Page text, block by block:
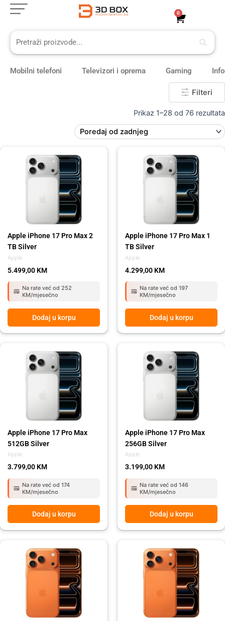
Skip
content
0
Cart
Mobilni telefoni Televizori i oprema Gaming
Filteri
Prikaz 1–28 od 76 rezultata
Apple
Apple iPhone 17 Pro Max 2
TB Silver
5.499,00 KM
Na rate već od 252
KM/mjesečno
Dodaj u korpu
Apple
Apple iPhone 17 Pro Max 1
TB Silver
4.299,00 KM
Na rate već od 197
KM/mjesečno
Dodaj u korpu
Apple
Apple iPhone 17 Pro Max
512GB Silver
3.799,00 KM
Na rate već od 174
KM/mjesečno
Dodaj u korpu
Apple
Apple iPhone 17 Pro Max
256GB Silver
3.199,00 KM
Na rate već od 146
KM/mjesečno
Dodaj u korpu